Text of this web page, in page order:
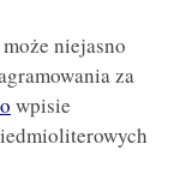
niejasno
za
wpisie